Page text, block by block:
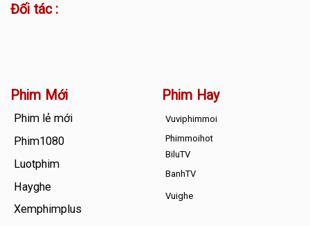
Đối tác :
Phim Mới
Phim lẻ mới
Phim1080
Luotphim
Hayghe
Xemphimplus
Phim Hay
Vuviphimmoi
Phimmoihot
BiluTV
BanhTV
Vuighe